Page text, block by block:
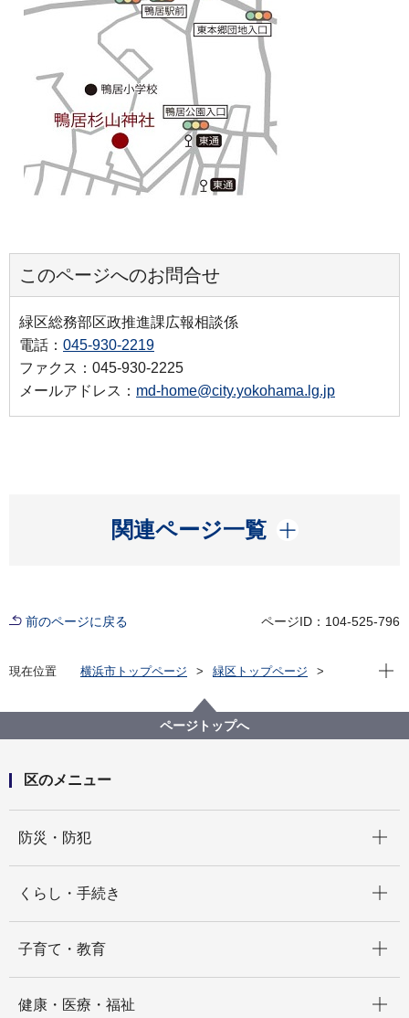
このページへのお問合せ
緑区総務部区政推進課広報相談係
電話： 045-930-2219
ファクス：045-930-2225
メールアドレス： md-home@city.yokohama.lg.jp
関連ページ一覧
開く
前のページに戻る ページID：104-525-796
現在位置 横浜市トップページ
緑区トップページ
現在
ページトップへ
区のメニュー
防災・防犯
くらし・手続き
子育て・教育
健康・医療・福祉